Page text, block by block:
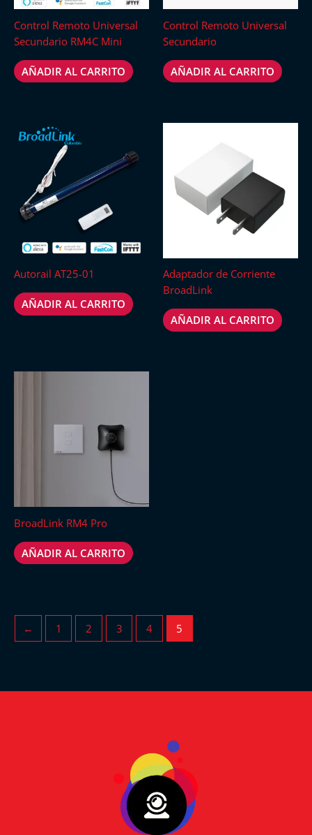
Control Remoto Universal
Secundario RM4C Mini
AÑADIR AL CARRITO
Control Remoto Universal
Secundario
AÑADIR AL CARRITO
Autorail AT25-01
AÑADIR AL CARRITO
Adaptador de Corriente
BroadLink
AÑADIR AL CARRITO
BroadLink RM4 Pro
AÑADIR AL CARRITO
← 1 2 3 4 5